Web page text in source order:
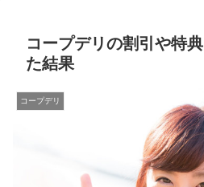
コープデリの割引や特
た結果
コープデリ